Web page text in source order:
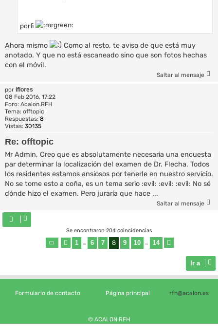
porfi
Ahora mismo
Como al resto, te aviso de que está muy
anotado. Y que no está escaneado sino que son fotos hechas
con el móvil.
Saltar al mensaje
por iflores
08 Feb 2016, 17:22
Foro: Acalon.RFH
Tema: offtopic
Respuestas: 8
Vistas: 30135
Re: offtopic
Mr Admin, Creo que es absolutamente necesaria una encuesta
par determinar la localización del examen de Dr. Flecha. Todos
los residentes estamos ansiosos por tenerle en nuestro servicio.
No se tome esto a coña, es un tema serio :evil: :evil: :evil: No sé
dónde hizo el examen. Pero juraría que hace ...
Saltar al mensaje
Se encontraron 204 coincidencias
Página de14
Anterior
1 … 6 7 8 9 10 … 14
Ir a
Formulario de contacto Página principal rfh@acalon.es
© ACALON.RFH